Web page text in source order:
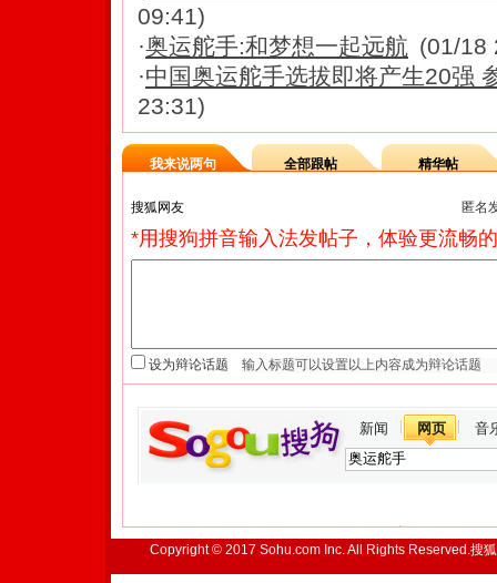
09:41)
·奥运舵手:和梦想一起远航 (01/18
·中国奥运舵手选拔即将产生20强
23:31)
我来说两句 全部跟帖 精华帖
匿名
*用搜狗拼音输入法发帖子，体验更流畅
设为辩论话题
新闻 网页 音
Copyright © 2017 Sohu.com Inc. All Rights Reserved.搜